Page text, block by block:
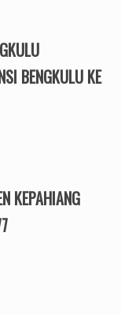
BENGKULU KE
KEPAHIANG